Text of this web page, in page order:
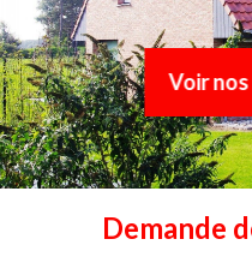
Voir
Demande